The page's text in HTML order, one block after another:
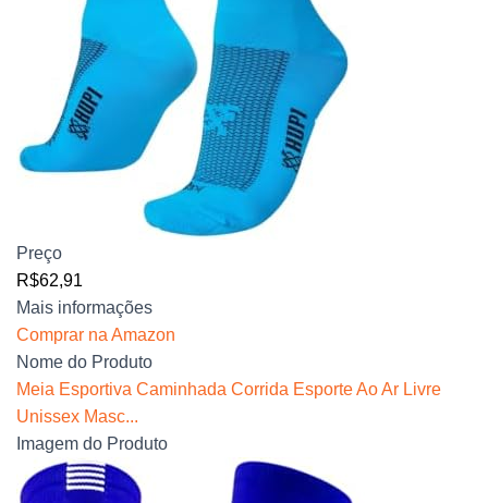
Preço
R$62,91
Mais informações
Comprar na Amazon
Nome do Produto
Meia Esportiva Caminhada Corrida Esporte Ao Ar Livre
Unissex Masc...
Imagem do Produto